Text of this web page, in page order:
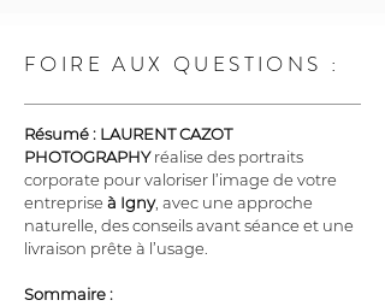
FOIRE AUX QUESTIONS :
Résumé : LAURENT CAZOT
PHOTOGRAPHY réalise des portraits
corporate pour valoriser l’image de votre
entreprise à Igny, avec une approche
naturelle, des conseils avant séance et une
livraison prête à l’usage.
Sommaire :